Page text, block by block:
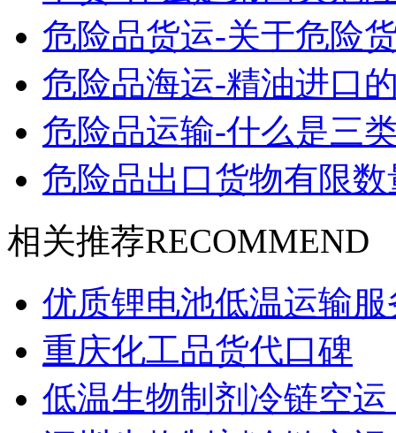
危险品货运-关于危险
危险品海运-精油进口
危险品运输-什么是三
危险品出口货物有限
相关推荐RECOMMEND
优质锂电池低温运输
重庆化工品货代口碑
低温生物制剂冷链空